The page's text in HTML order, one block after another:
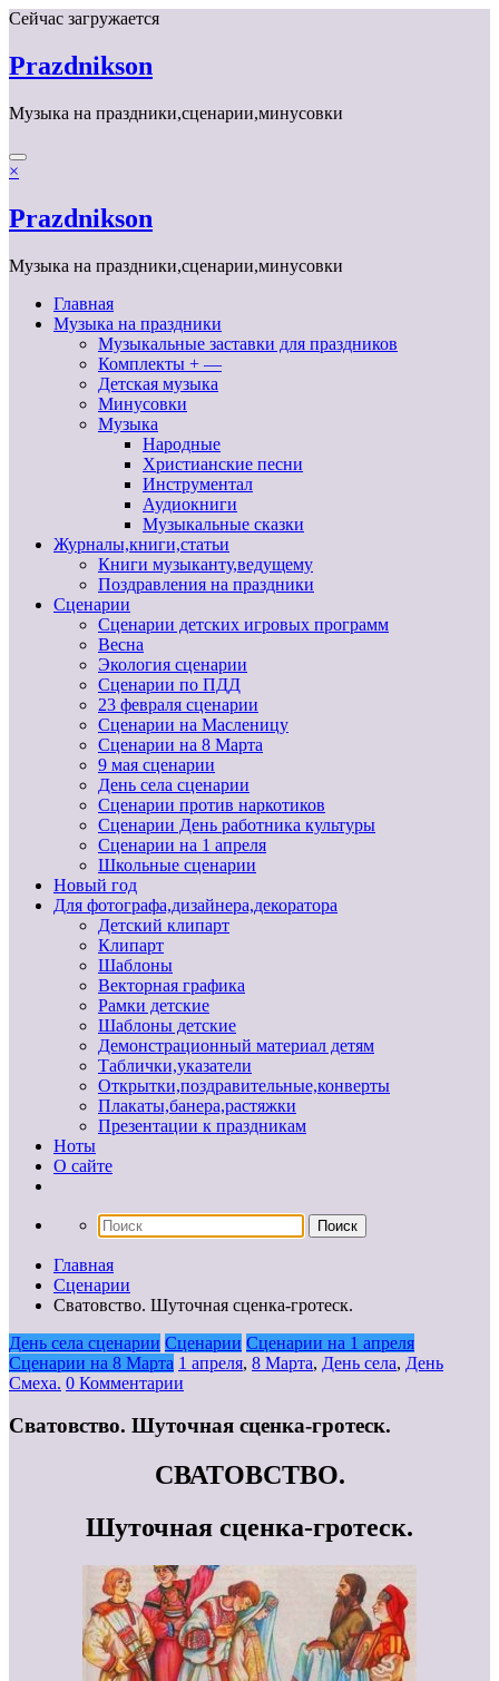
Перейти
содержимому
Сейчас загружается
Prazdnikson
Музыка на праздники,сценарии,минусовки
×
Prazdnikson
Музыка на праздники,сценарии,минусовки
Главная
Музыка на праздники
Музыкальные заставки для праздников
Комплекты + —
Детская музыка
Минусовки
Музыка
Народные
Христианские песни
Инструментал
Аудиокниги
Музыкальные сказки
Журналы,книги,статьи
Книги музыканту,ведущему
Поздравления на праздники
Сценарии
Сценарии детских игровых программ
Весна
Экология сценарии
Сценарии по ПДД
23 февраля сценарии
Сценарии на Масленицу
Сценарии на 8 Марта
9 мая сценарии
День села сценарии
Сценарии против наркотиков
Сценарии День работника культуры
Сценарии на 1 апреля
Школьные сценарии
Новый год
Для фотографа,дизайнера,декоратора
Детский клипарт
Клипарт
Шаблоны
Векторная графика
Рамки детские
Шаблоны детские
Демонстрационный материал детям
Таблички,указатели
Открытки,поздравительные,конверты
Плакаты,банера,растяжки
Презентации к праздникам
Ноты
О сайте
Главная
Сценарии
Сватовство. Шуточная сценка-гротеск.
День села сценарии Сценарии Сценарии на 1 апреля
Сценарии на 8 Марта 1 апреля, 8 Марта, День села, День
Смеха. 0 Комментарии
Сватовство. Шуточная сценка-гротеск.
СВАТОВСТВО.
Шуточная сценка-гротеск.